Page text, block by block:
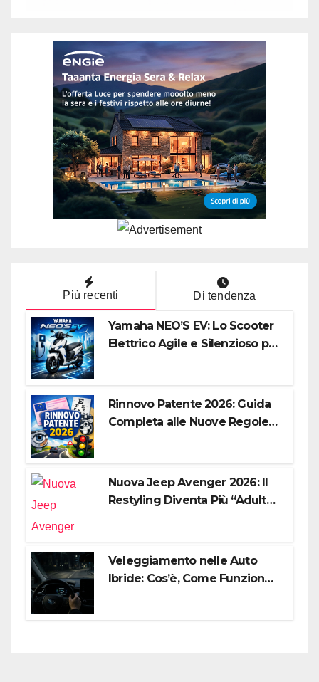
Più recenti Di tendenza
Yamaha NEO’S EV: Lo Scooter
Elettrico Agile e Silenzioso per
Rinnovo Patente 2026: Guida
Completa alle Nuove Regole,
Nuova Jeep Avenger 2026: Il
Restyling Diventa Più “Adulto”,
Veleggiamento nelle Auto
Ibride: Cos’è, Come Funziona e